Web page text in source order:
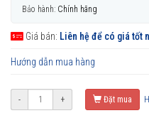
Bảo hành: Chính hãng
Giá bán: Liên hệ để có giá tốt
Hướng dẫn mua hàng
- + Đặt mua